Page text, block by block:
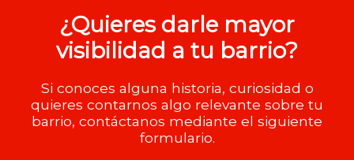
¿Quieres darle mayor
visibilidad a tu barrio?
Si conoces alguna historia, curiosidad o
quieres contarnos algo relevante sobre tu
barrio, contáctanos mediante el siguiente
formulario.